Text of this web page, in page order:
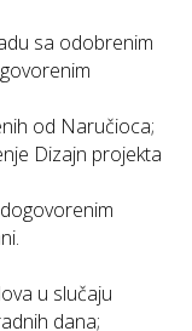
sa odobrenim
od Naručioca;
Dizajn projekta
u slučaju
dana;